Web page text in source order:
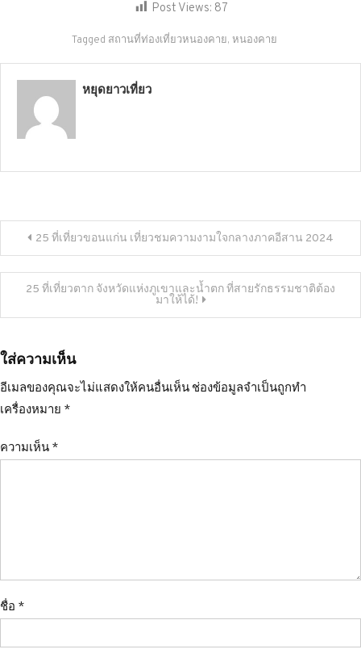
Post Views: 87
Tagged สถานที่ท่องเที่ยวหนองคาย, หนองคาย
หยุดยาวเที่ยว
แนะแนว
เรื่อง
25 ที่เที่ยวขอนแก่น เที่ยวชมความงามใจกลางภาคอีสาน 2024
25 ที่เที่ยวตาก จังหวัดแห่งภูเขาและน้ำตก ที่สายรักธรรมชาติต้อง
มาให้ได้!
ใส่ความเห็น
อีเมลของคุณจะไม่แสดงให้คนอื่นเห็น ช่องข้อมูลจำเป็นถูกทำ
เครื่องหมาย *
ความเห็น *
ชื่อ *